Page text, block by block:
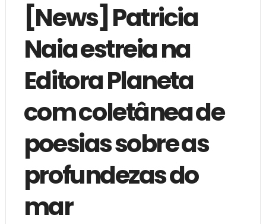
[News] Patricia
Naia estreia na
Editora Planeta
com coletânea de
poesias sobre as
profundezas do
mar